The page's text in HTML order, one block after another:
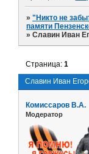
»"Никто не
памяти
»Славин Иван
Славин Иван
Страница:1
Комиссаров В.А.
Модератор